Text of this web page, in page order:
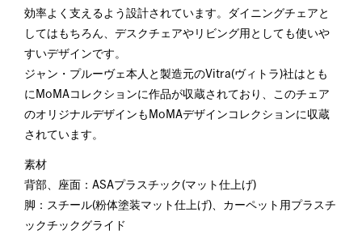
効率よく支えるよう設計されています。ダイニングチェアと
してはもちろん、デスクチェアやリビング用としても使いや
すいデザインです。
ジャン・プルーヴェ本人と製造元のVitra(ヴィトラ)社はとも
にMoMAコレクションに作品が収蔵されており、このチェア
のオリジナルデザインもMoMAデザインコレクションに収蔵
されています。
素材
背部、座面：ASAプラスチック(マット仕上げ)
脚：スチール(粉体塗装マット仕上げ)、カーペット用プラスチ
ックチックグライド